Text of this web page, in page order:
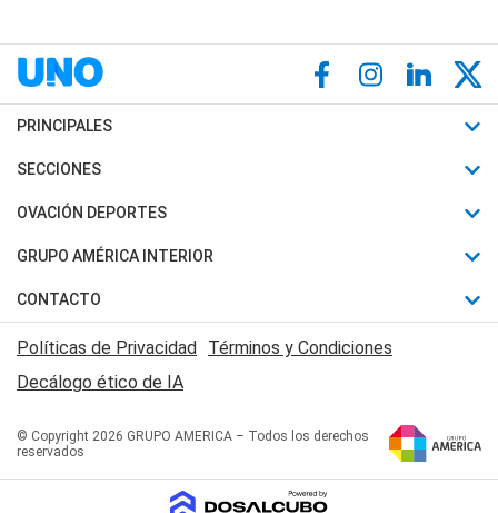
PRINCIPALES
Últimas Noticias
Política
Judiciales
Economia
SECCIONES
Horóscopo
Motores
Trucos caseros
Series y Películas
Edictos y Solicitadas
OVACIÓN DEPORTES
Fútbol
Mundial
Automovilismo
Rugby
Básquet
GRUPO AMÉRICA INTERIOR
Canal 7 en Vivo
San Juan 8
CONTACTO
Acerca de Nosotros
Contactanos
Políticas de Privacidad Términos y Condiciones
Decálogo ético de IA
© Copyright 2026 GRUPO AMERICA – Todos los derechos
reservados